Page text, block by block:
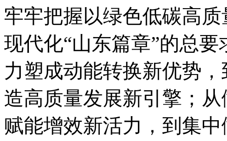
牢牢把握以绿色低碳高
现代化“山东篇章”的总
力塑成动能转换新优势
造高质量发展新引擎；
赋能增效新活力，到集